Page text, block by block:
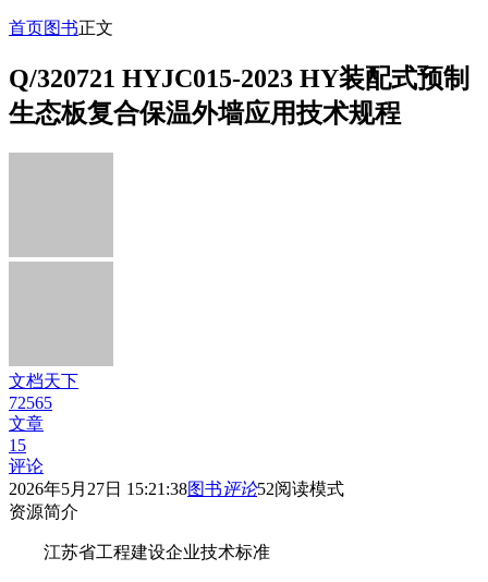
首页图书正文
Q/320721 HYJC015-2023 HY装配式预制
生态板复合保温外墙应用技术规程
文档天下
72565
文章
15
评论
2026年5月27日 15:21:38图书评论52阅读模式
资源简介
江苏省工程建设企业技术标准